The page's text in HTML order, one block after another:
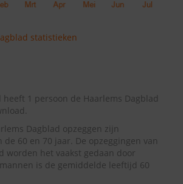
statistieken
1 persoon de Haarlems Dagblad
Dagblad opzeggen zijn
60 en 70 jaar. De opzeggingen van
worden het vaakst gedaan door
is de gemiddelde leeftijd 60